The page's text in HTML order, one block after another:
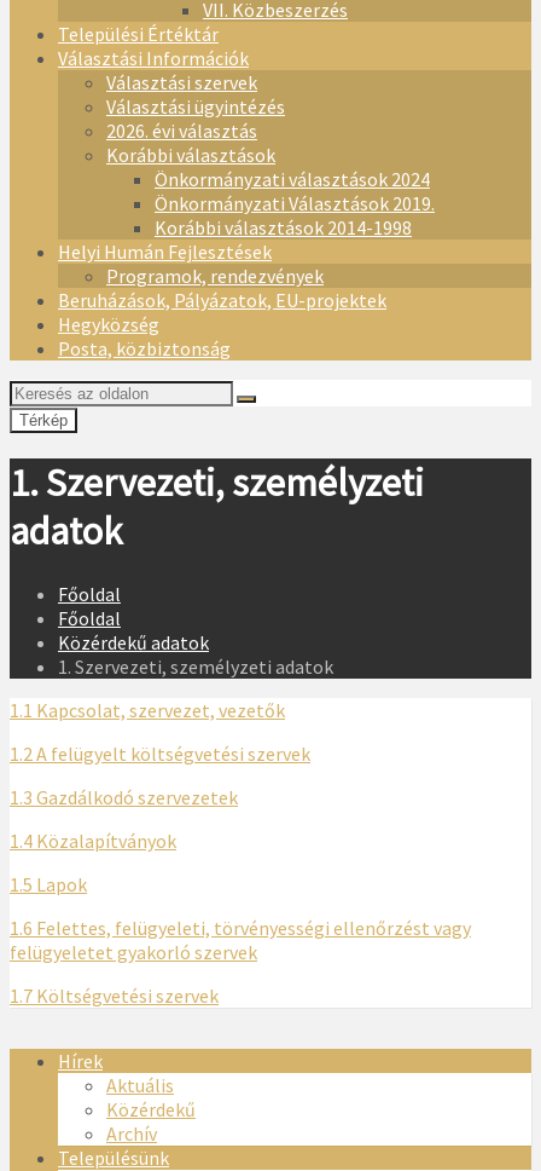
VII. Közbeszerzés
Települési Értéktár
Választási Információk
Választási szervek
Választási ügyintézés
2026. évi választás
Korábbi választások
Önkormányzati választások 2024
Önkormányzati Választások 2019.
Korábbi választások 2014-1998
Helyi Humán Fejlesztések
Programok, rendezvények
Beruházások, Pályázatok, EU-projektek
Hegyközség
Posta, közbiztonság
Térkép
1. Szervezeti, személyzeti
adatok
Főoldal
Főoldal
Közérdekű adatok
1. Szervezeti, személyzeti adatok
1.1 Kapcsolat, szervezet, vezetők
1.2 A felügyelt költségvetési szervek
1.3 Gazdálkodó szervezetek
1.4 Közalapítványok
1.5 Lapok
1.6 Felettes, felügyeleti, törvényességi ellenőrzést vagy
felügyeletet gyakorló szervek
1.7 Költségvetési szervek
Hírek
Aktuális
Közérdekű
Archív
Településünk